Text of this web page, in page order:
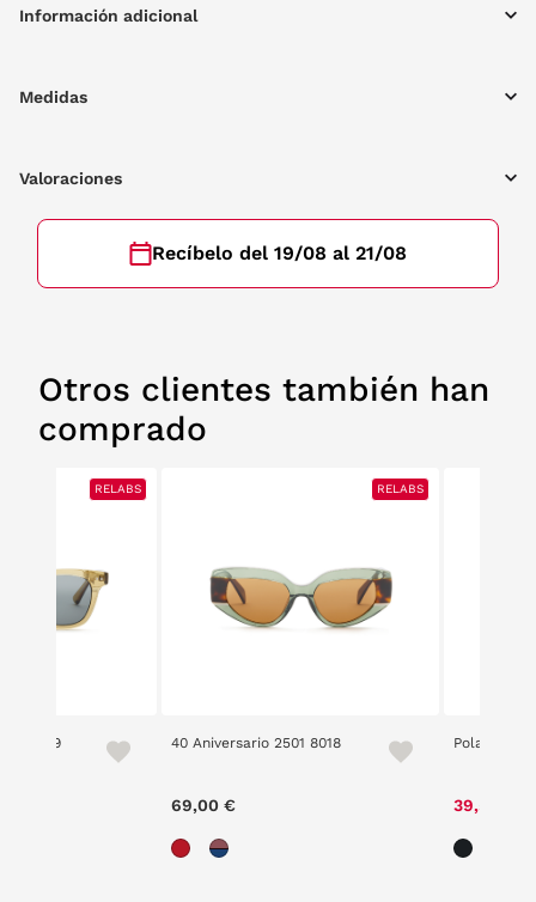
Información adicional
Medidas
Valoraciones
Recíbelo del 19/08 al 21/08
Otros clientes también han
comprado
6229
RELABS
40 Aniversario 2501 8018
69,00 €
RELABS
Polaroid
39,50 €